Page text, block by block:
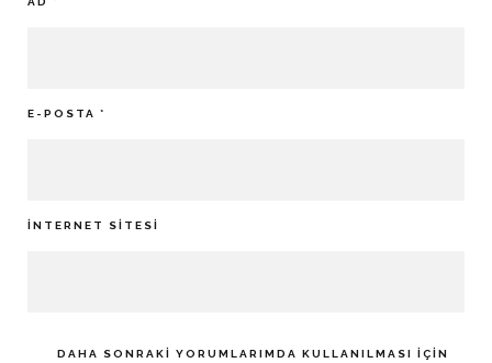
E-POSTA *
İNTERNET SITESI
DAHA SONRAKI YORUMLARIMDA KULLANILMASI IÇIN